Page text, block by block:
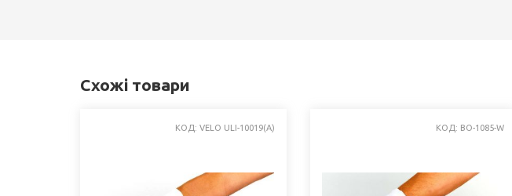
Схожі товари
КОД: VELO ULI-10019(A) КОД: BO-1085-W